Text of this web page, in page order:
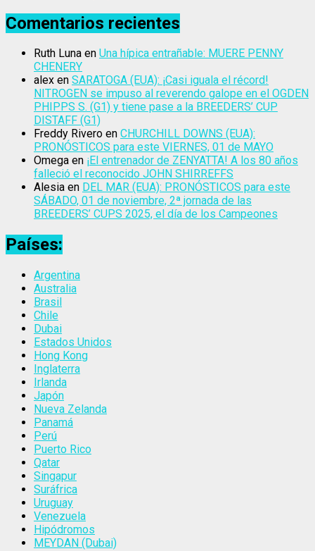
Comentarios recientes
Ruth Luna en Una hípica entrañable: MUERE PENNY
CHENERY
alex en SARATOGA (EUA): ¡Casi iguala el récord!
NITROGEN se impuso al reverendo galope en el OGDEN
PHIPPS S. (G1) y tiene pase a la BREEDERS’ CUP
DISTAFF (G1)
Freddy Rivero en CHURCHILL DOWNS (EUA):
PRONÓSTICOS para este VIERNES, 01 de MAYO
Omega en ¡El entrenador de ZENYATTA! A los 80 años
falleció el reconocido JOHN SHIRREFFS
Alesia en DEL MAR (EUA): PRONÓSTICOS para este
SÁBADO, 01 de noviembre, 2ª jornada de las
BREEDERS’ CUPS 2025, el día de los Campeones
Países:
Argentina
Australia
Brasil
Chile
Dubai
Estados Unidos
Hong Kong
Inglaterra
Irlanda
Japón
Nueva Zelanda
Panamá
Perú
Puerto Rico
Qatar
Singapur
Suráfrica
Uruguay
Venezuela
Hipódromos
MEYDAN (Dubai)